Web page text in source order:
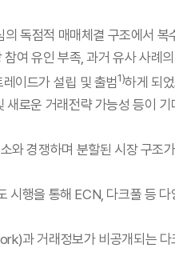
독점적 매매체결 구조에서
여 유인 부족, 과거 유사 사례
이드가 설립 및 출범1)하게 되
로운 거래전략 가능성 등이
경쟁하며 분할된 시장 구조
을 통해 ECN, 다크풀 등 다
과 거래정보가 비공개되는